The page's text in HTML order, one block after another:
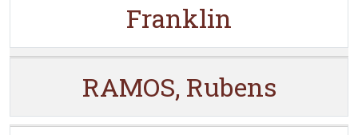
Franklin
RAMOS, Rubens